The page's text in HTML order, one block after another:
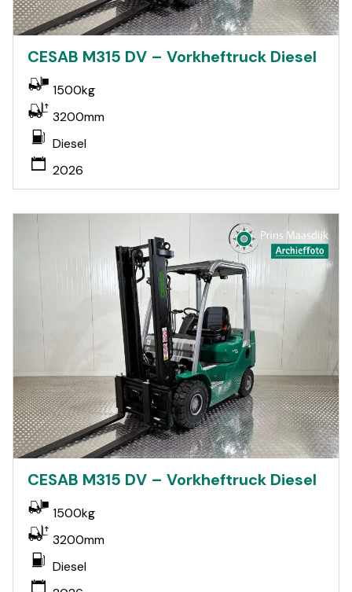
CESAB M315 DV – Vorkheftruck Diesel
1500kg
3200mm
Diesel
2026
CESAB M315 DV – Vorkheftruck Diesel
1500kg
3200mm
Diesel